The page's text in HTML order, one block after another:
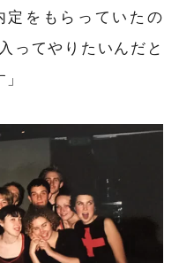
定をもらっていたの
ってやりたいんだと